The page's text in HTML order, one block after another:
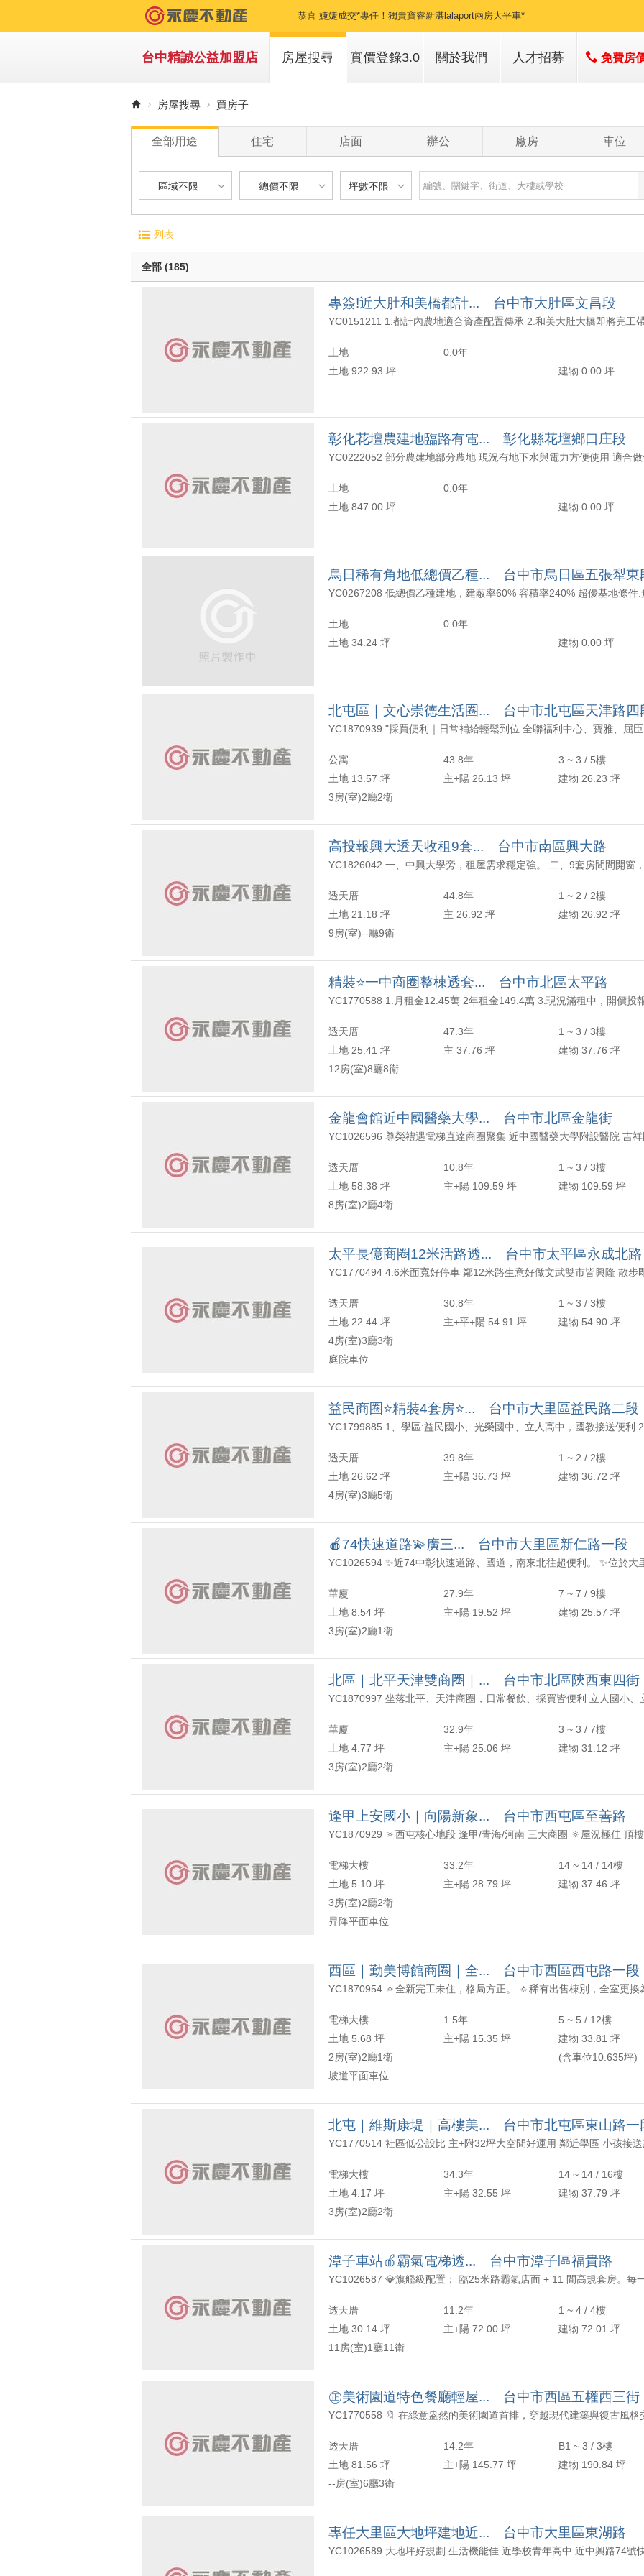
恭喜 婕婕成交*專任！獨賣寶睿新湛lalaport兩房大平車*
恭喜 珮禎成交*大墩學區-邊間三房坡道休旅車位*
恭喜 舒巽+婕婕成交*南屯明星大墩雙語學區精美三房+車位*
狂賀 治漢獨泡*精科園區6年屋美視野衛浴開窗3房平車*
恭喜 婕婕成交*南屯永春五權公益泓瑞微時代時尚兩房平車*
恭喜 文彥成交*正新生西路15米大路旁庭院別墅X2*
恭喜 哲宏成交*低於實價登入富宇德川大三房平車A格局*
恭喜 舒駿成交*七期『精銳市政廳』超美四房三車*
恭喜 舒駿成交*鉅虹映一彎綠大三房高樓層朝南視野戶*
恭喜 文助+舒駿成交*專任正五期萬壽公園旁次頂樓三房車位*
恭喜 哲宏成交*凱悅VIP 三房平車*
恭喜 婕婕+欣柔成交*專任★獨家八期南屯好市多美視野大四房平車*
恭喜 治漢成交*樹孝商圈｜臨路20米屋況超讚黃金透店*
恭喜 柏廷成交*科博植物園8米活路透天*
恭喜 哲宏成交*高雄楠梓台積電旁華雄交響苑高樓三房平車稀有釋出*
恭喜 欣柔成交*元鈞枕草子｜八期重劃區｜豐樂公園秀泰好市多*
狂賀 婕婕成交*專任獨家臺中女中高樓層視野美三房*
恭喜 柏廷成交*廣三摩登市|稀有特殊大坪數*
狂賀 哲宏+文彥成交*捷運文心櫻花站旁次頂樓三房首購屋*
狂賀 治漢獨泡*精銳錦3房平車品味住家*
恭喜 舒巽成交*專任近中科宜居國安國宅三房*
恭喜 舒駿成交*夢幻誠兩房平車高鐵購物娛樂城第一排*
恭喜 欣柔成交*碧夏庭社區大坪數唯一釋出*
恭喜 舒駿成交*『精銳音悅廳』七期霸氣3房3衛3平車超美*
狂賀 文助成交*專簽-大陸麗格|高樓大棟距景觀戶|七期稀有釋出*
恭喜 舒駿成交*七期惠宇天青一層一戶4連號平車超大視野戶*
恭喜 珮禎成交*11期仁美學區三房休旅車位*
恭喜 治漢成交*精武商圈美四房*
恭喜 柏廷成交*精誠商圈日式庭院大地坪別墅*
恭喜 柏緯成交*五期4房雙平車高樓層視野戶*
恭喜 治漢成交*西區稀有溫馨好宅*
恭喜 治漢成交*西區稀有透天金店*
恭喜 柏廷成交*正五期透天店面*
恭喜 治漢獨泡*彰化臨路漂亮農地*
恭喜 柏廷成交*西區經典日式別墅*
恭喜 治漢獨泡*彰化稀有土地*
恭喜 治漢獨泡*高雄稀有絕美土地*
恭喜 翊林成交*微笑之心*
恭喜 治漢+柏緯成交＊歐夏蕾精美套房＊
狂賀 柏緯成交*南屯收租聖品*
恭喜 治漢成交＊北區中醫收租聖品＊
恭喜 文助成交＊逢甲收租小豪宅＊三戶
恭喜 哲宏+翊林聯手成交＊植物園科博館二樓公寓＊
恭喜 大師兄柏緯成交＊員林高中美套房＊
恭喜 文助成交＊逢甲收租機能宅*
恭喜 治漢成交*寶鴻清美高樓美視野*
恭喜 治漢成交*達莉朵茉*
恭喜 柏廷成交*西屯高樓視野戶*
恭喜 柏廷成交*敦化公園旁三房平車朝南視野戶*
狂賀 翊林獨泡*惠宇千曦*
狂賀 柏廷成交*西區指標商辦大樓*
恭喜 治漢成交*南屯區豪華景觀視野戶*
恭喜 治漢成交*五權西路站3房附車位捷運宅*
台中精誠公益加盟店 房屋搜尋 實價登錄3.0 關於我們
經營績效
服務項目
人才招募 免費房
房屋搜尋 買房子
全部用途 住宅 店面 辦公 廠房 車位
區域不限
台中市-北屯區
台中市-西區
台中市-西屯區
台中市-東區
台中市-潭子區
台中市-大肚區
台中市-龍井區
彰化縣-花壇鄉
總價不限
500 萬以下
500 萬 - 1000 萬
1000 萬 - 1500 萬
1500 萬 - 2000 萬
2000 萬 - 2500 萬
萬
坪數不限
坪數不限
20 坪以下
20 坪 - 30 坪
40 坪 - 50 坪
- 坪
電梯大廈
無電梯公寓
透天別墅
有無障礙空間
5 年 - 10 年
10 年 - 20 年
20 年 - 30 年
年
2 - 6 樓
7 - 12 樓
13 樓以上
3 房
4 房
5 房以上
-
列表
全部 (185)
專簽!近大肚和美橋都計... 台中市大肚區文昌段
土地
0.0年
土地 922.93 坪
建物 0.00 坪
彰化花壇農建地臨路有電... 彰化縣花壇鄉口庄段
土地
0.0年
土地 847.00 坪
建物 0.00 坪
烏日稀有角地低總價乙種... 台中市烏日區五張犁東
土地
0.0年
土地 34.24 坪
建物 0.00 坪
北屯區｜文心崇德生活圈... 台中市北屯區天津路四
公寓 43.8年
3 ~ 3 / 5樓
土地 13.57 坪
主+陽 26.13 坪
建物 26.23 坪
3房(室)2廳2衛
高投報興大透天收租9套... 台中市南區興大路
透天厝 44.8年
1 ~ 2 / 2樓
土地 21.18 坪
主 26.92 坪
建物 26.92 坪
9房(室)--廳9衛
精裝⭐一中商圈整棟透套... 台中市北區太平路
透天厝 47.3年
1 ~ 3 / 3樓
土地 25.41 坪
主 37.76 坪
建物 37.76 坪
12房(室)8廳8衛
金龍會館近中國醫藥大學... 台中市北區金龍街
透天厝 10.8年
1 ~ 3 / 3樓
土地 58.38 坪
主+陽 109.59 坪
建物 109.59 坪
8房(室)2廳4衛
太平長億商圈12米活路透... 台中市太平區永成北路
透天厝 30.8年
1 ~ 3 / 3樓
土地 22.44 坪
主+平+陽 54.91 坪
建物 54.90 坪
4房(室)3廳3衛
庭院車位
益民商圈⭐精裝4套房⭐... 台中市大里區益民路二段
透天厝 39.8年
1 ~ 2 / 2樓
土地 26.62 坪
主+陽 36.73 坪
建物 36.72 坪
4房(室)3廳5衛
🍎74快速道路💫廣三... 台中市大里區新仁路一段
華廈 27.9年
7 ~ 7 / 9樓
土地 8.54 坪
主+陽 19.52 坪
建物 25.57 坪
3房(室)2廳1衛
北區｜北平天津雙商圈｜... 台中市北區陝西東四街
華廈 32.9年
3 ~ 3 / 7樓
土地 4.77 坪
主+陽 25.06 坪
建物 31.12 坪
3房(室)2廳2衛
逢甲上安國小｜向陽新象... 台中市西屯區至善路
電梯大樓 33.2年
14 ~ 14 / 14樓
土地 5.10 坪
主+陽 28.79 坪
建物 37.46 坪
3房(室)2廳2衛
昇降平面車位
西區｜勤美博館商圈｜全... 台中市西區西屯路一段
電梯大樓 1.5年
5 ~ 5 / 12樓
土地 5.68 坪
主+陽 15.35 坪
建物 33.81 坪
2房(室)2廳1衛
(含車位10.635坪)
坡道平面車位
北屯｜維斯康堤｜高樓美... 台中市北屯區東山路一
電梯大樓 34.3年
14 ~ 14 / 16樓
土地 4.17 坪
主+陽 32.55 坪
建物 37.79 坪
3房(室)2廳2衛
潭子車站🍎霸氣電梯透... 台中市潭子區福貴路
透天厝 11.2年
1 ~ 4 / 4樓
土地 30.14 坪
主+陽 72.00 坪
建物 72.01 坪
11房(室)1廳11衛
㊣美術園道特色餐廳輕屋... 台中市西區五權西三街
透天厝 14.2年
B1 ~ 3 / 3樓
土地 81.56 坪
主+陽 145.77 坪
建物 190.84 坪
--房(室)6廳3衛
專任大里區大地坪建地近... 台中市大里區東湖路